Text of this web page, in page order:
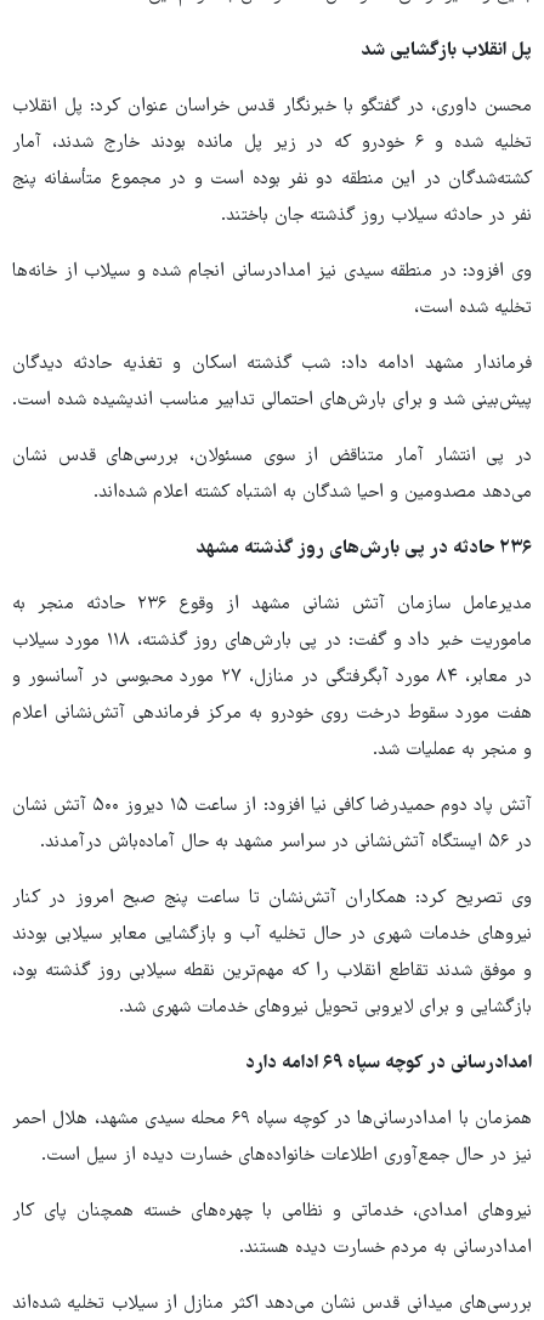
پل انقلاب بازگشایی شد
محسن داوری، در گفتگو با خبرنگار قدس خراسان عنوان کرد: پل انقلاب
تخلیه شده و ۶ خودرو که در زیر پل مانده بودند خارج شدند، آمار
کشته‌شدگان در این منطقه دو نفر بوده است و در مجموع متأسفانه پنج
نفر در حادثه سیلاب روز گذشته جان باختند.
وی افزود: در منطقه سیدی نیز امدادرسانی انجام شده و سیلاب از خانه‌ها
تخلیه شده است،
فرماندار مشهد ادامه داد: شب گذشته اسکان و تغذیه حادثه دیدگان
پیش‌بینی شد و برای بارش‌های احتمالی تدابیر مناسب اندیشیده شده است.
در پی انتشار آمار متناقض از سوی مسئولان، بررسی‌های قدس نشان
می‌دهد مصدومین و احیا شدگان به اشتباه کشته اعلام شده‌اند.
۲۳۶ حادثه در پی بارش‌های روز گذشته مشهد
مدیرعامل سازمان آتش نشانی مشهد از وقوع ۲۳۶ حادثه منجر به
ماموریت خبر داد و گفت: در پی بارش‌های روز گذشته، ۱۱۸ مورد سیلاب
در معابر، ۸۴ مورد آبگرفتگی در منازل، ۲۷ مورد محبوسی در آسانسور و
هفت مورد سقوط درخت روی خودرو به مرکز فرماندهی آتش‌نشانی اعلام
و منجر به عملیات شد.
آتش پاد دوم حمیدرضا کافی نیا افزود: از ساعت ۱۵ دیروز ۵۰۰ آتش نشان
در ۵۶ ایستگاه آتش‌نشانی در سراسر مشهد به حال آماده‌باش درآمدند.
وی تصریح کرد: همکاران آتش‌نشان تا ساعت پنج صبح امروز در کنار
نیروهای خدمات شهری در حال تخلیه آب و بازگشایی معابر سیلابی بودند
و موفق شدند تقاطع انقلاب را که مهم‌ترین نقطه سیلابی روز گذشته بود،
بازگشایی و برای لایروبی تحویل نیروهای خدمات شهری شد.
امدادرسانی در کوچه سپاه ۶۹ ادامه دارد
همزمان با امدادرسانی‌ها در کوچه سپاه ۶۹ محله سیدی مشهد، هلال احمر
نیز در حال جمع‌آوری اطلاعات خانواده‌های خسارت دیده از سیل است.
نیروهای امدادی، خدماتی و نظامی با چهره‌های خسته همچنان پای کار
امدادرسانی به مردم خسارت دیده هستند.
بررسی‌های میدانی قدس نشان می‌دهد اکثر منازل از سیلاب تخلیه شده‌اند